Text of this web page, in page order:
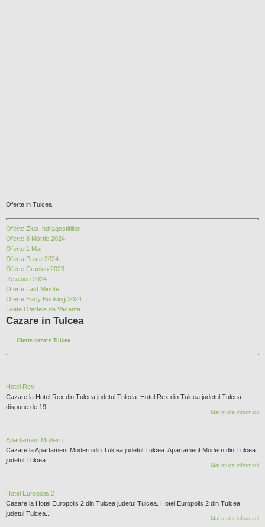
Oferte in Tulcea
Oferte Ziua Indragostitiilor
Oferte 8 Martie 2024
Oferte 1 Mai
Oferta Paste 2024
Oferte Craciun 2023
Revelion 2024
Oferte Last Minute
Oferte Early Booking 2024
Toate Ofertele de Vacanta
Cazare in Tulcea
Oferte cazare Tulcea
Hotel Rex
Cazare la Hotel Rex din Tulcea judetul Tulcea. Hotel Rex din Tulcea judetul Tulcea
dispune de 19...
Mai multe informatii
Apartament Modern
Cazare la Apartament Modern din Tulcea judetul Tulcea. Apartament Modern din Tulcea
judetul Tulcea...
Mai multe informatii
Hotel Europolis 2
Cazare la Hotel Europolis 2 din Tulcea judetul Tulcea. Hotel Europolis 2 din Tulcea
judetul Tulcea...
Mai multe informatii